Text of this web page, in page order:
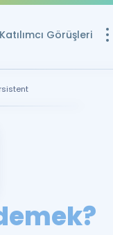
Katılımcı Görüşleri
YDS ve YÖKDİL